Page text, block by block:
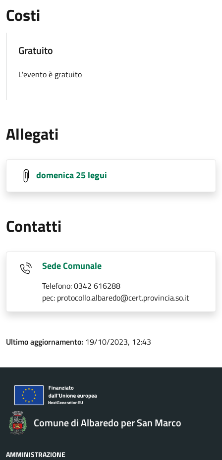
Costi
Gratuito
L'evento è gratuito
Allegati
domenica 25 legui
Contatti
Sede Comunale
Telefono: 0342 616288
pec: protocollo.albaredo@cert.provincia.so.it
Ultimo aggiornamento: 19/10/2023, 12:43
Comune di Albaredo per San Marco
AMMINISTRAZIONE